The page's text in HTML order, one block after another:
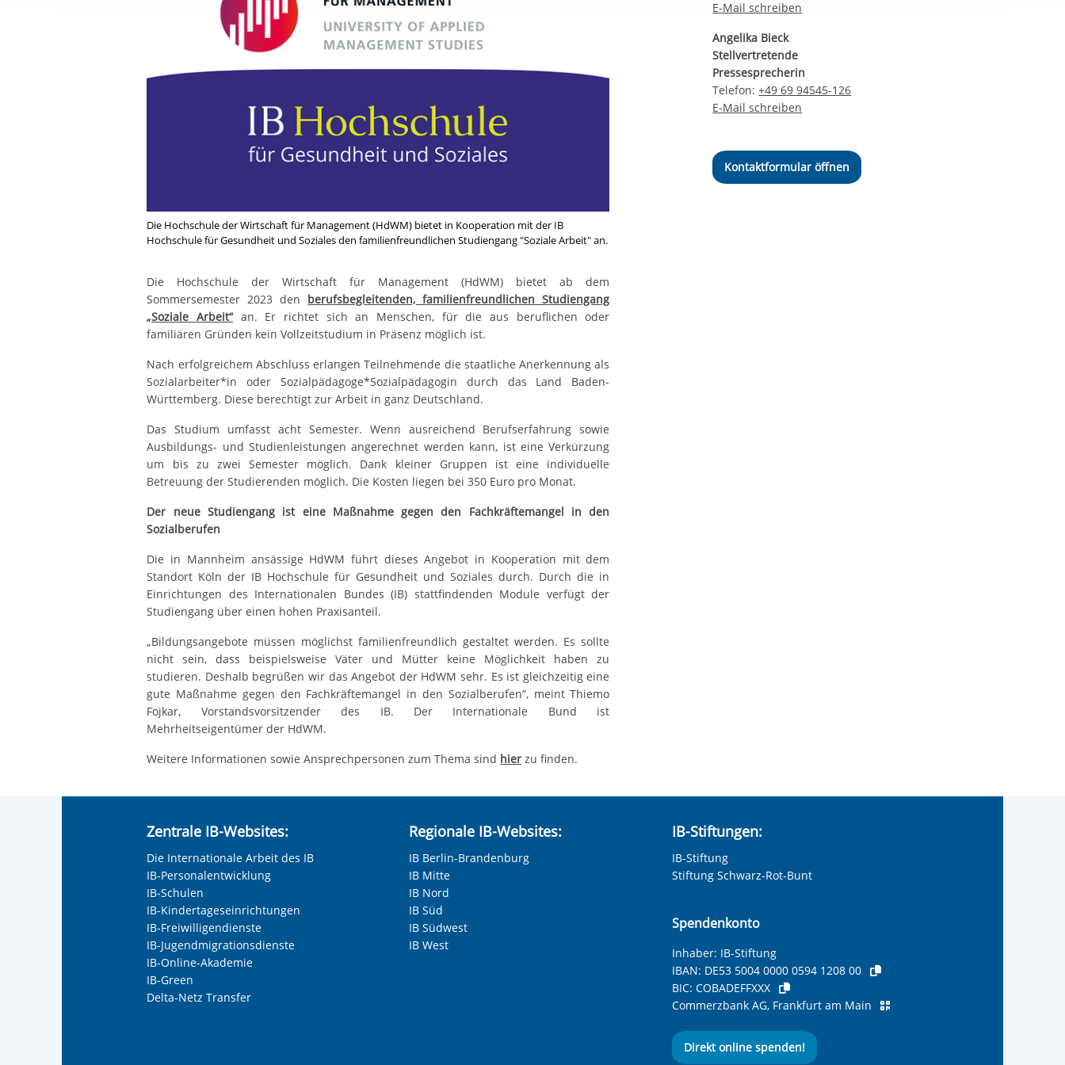
Ihre etwaige Einwilligung erstreckt sich nicht auf notwendige Cookies, die erforderlich zur Bereitstellung
der von Ihnen aufgerufenen und somit gewünschten Website-Funktionen sind. Diese Cookies setzen wir
aufgrund berechtigter Interessen und daher unabhängig von einer Einwilligung.
Die Hochschule der Wirtschaft für Management (HdWM) bietet in Kooperation mit der IB
Hochschule für Gesundheit und Soziales den familienfreundlichen Studiengang "Soziale Arbeit" an.
Die Hochschule der Wirtschaft für Management (HdWM) bietet ab dem
Sommersemester 2023 den berufsbegleitenden, familienfreundlichen Studiengang
„Soziale Arbeit“an. Er richtet sich an Menschen, für die aus beruflichen oder
familiären Gründen kein Vollzeitstudium in Präsenz möglich ist.
Nach erfolgreichem Abschluss erlangen Teilnehmende die staatliche Anerkennung als
Sozialarbeiter*in oder Sozialpädagoge*Sozialpädagogin durch das Land Baden-
Württemberg. Diese berechtigt zur Arbeit in ganz Deutschland.
Das Studium umfasst acht Semester. Wenn ausreichend Berufserfahrung sowie
Ausbildungs- und Studienleistungen angerechnet werden kann, ist eine Verkürzung
um bis zu zwei Semester möglich. Dank kleiner Gruppen ist eine individuelle
Betreuung der Studierenden möglich. Die Kosten liegen bei 350 Euro pro Monat.
Der neue Studiengang ist eine Maßnahme gegen den Fachkräftemangel in den
Sozialberufen
Die in Mannheim ansässige HdWM führt dieses Angebot in Kooperation mit dem
Standort Köln der IB Hochschule für Gesundheit und Soziales durch. Durch die in
Einrichtungen des Internationalen Bundes (IB) stattfindenden Module verfügt der
Studiengang über einen hohen Praxisanteil.
„Bildungsangebote müssen möglichst familienfreundlich gestaltet werden. Es sollte
nicht sein, dass beispielsweise Väter und Mütter keine Möglichkeit haben zu
studieren. Deshalb begrüßen wir das Angebot der HdWM sehr. Es ist gleichzeitig eine
gute Maßnahme gegen den Fachkräftemangel in den Sozialberufen“, meint Thiemo
Fojkar, Vorstandsvorsitzender des IB. Der Internationale Bund ist
Mehrheitseigentümer der HdWM.
Weitere Informationen sowie Ansprechpersonen zum Thema sind hier zu finden.
E-Mail schreiben
Angelika Bieck
Stellvertretende
Pressesprecherin
Telefon:+49 69 94545-126
E-Mail schreiben
Kontaktformular öffnen
Zentrale IB-Websites:
Die Internationale Arbeit des IB
IB-Personalentwicklung
IB-Schulen
IB-Kindertageseinrichtungen
IB-Freiwilligendienste
IB-Jugendmigrationsdienste
IB-Online-Akademie
IB-Green
Delta-Netz Transfer
Regionale IB-Websites:
IB Berlin-Brandenburg
IB Mitte
IB Nord
IB Süd
IB Südwest
IB West
IB-Stiftungen:
IB-Stiftung
Stiftung Schwarz-Rot-Bunt
Spendenkonto
Inhaber: IB-Stiftung
IBAN: DE53 5004 0000 0594 1208 00
BIC: COBADEFFXXX
Commerzbank AG, Frankfurt am Main
Direkt online spenden!